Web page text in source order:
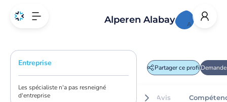
Entreprise
Les spécialiste n'a pas resneigné
d'entreprise
A
Alperen Alabay
Partager ce profil
Avis